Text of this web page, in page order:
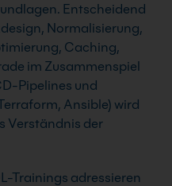
Entscheidend
Normalisierung,
Caching,
im Zusammenspiel
Pipelines und
Ansible) wird
Verständnis der
Trainings adressieren